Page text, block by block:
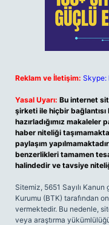
Reklam ve İletişim: Skype:
Yasal Uyarı: Bu internet
şirketi ile hiçbir
hazırladığımız makaleler
haber niteliği
paylaşım
benzerlikleri tamamen
halindedir ve tavsiye
Sitemiz, 5651 Sayılı
Kurumu (BTK) tarafından
vermektedir. Bu nedenle,
veya araştırma